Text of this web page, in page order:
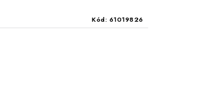
Kód: 61019826